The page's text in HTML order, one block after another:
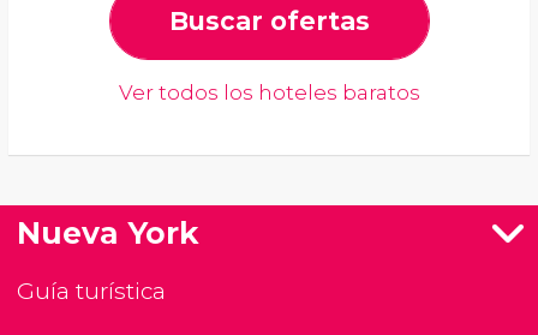
Buscar ofertas
Ver todos los hoteles baratos
Nueva York
Guía turística